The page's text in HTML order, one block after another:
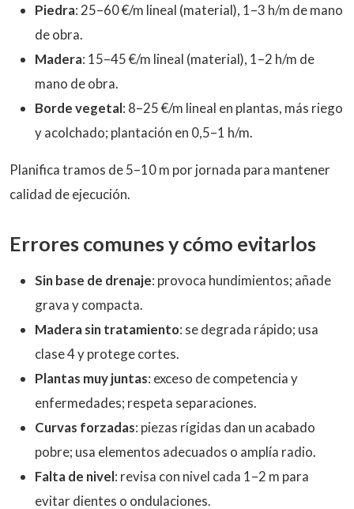
Piedra: 25–60 €/m lineal (material), 1–3 h/m de mano
de obra.
Madera: 15–45 €/m lineal (material), 1–2 h/m de
mano de obra.
Borde vegetal: 8–25 €/m lineal en plantas, más riego
y acolchado; plantación en 0,5–1 h/m.
Planifica tramos de 5–10 m por jornada para mantener
calidad de ejecución.
Errores comunes y cómo evitarlos
Sin base de drenaje: provoca hundimientos; añade
grava y compacta.
Madera sin tratamiento: se degrada rápido; usa
clase 4 y protege cortes.
Plantas muy juntas: exceso de competencia y
enfermedades; respeta separaciones.
Curvas forzadas: piezas rígidas dan un acabado
pobre; usa elementos adecuados o amplía radio.
Falta de nivel: revisa con nivel cada 1–2 m para
evitar dientes o ondulaciones.